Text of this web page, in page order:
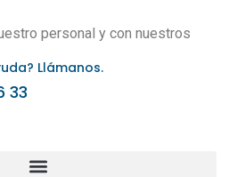
personal y con nuestros
Llámanos.
33